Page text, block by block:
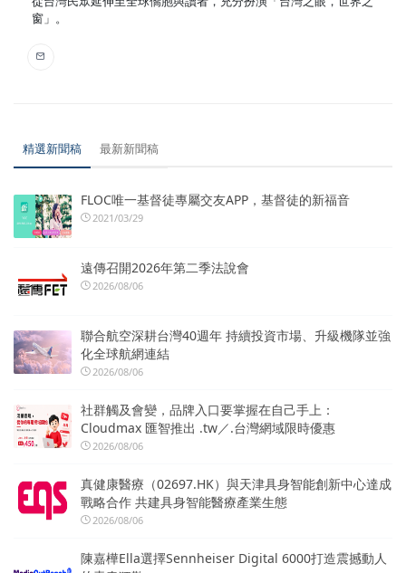
窗」。
精選新聞稿 最新新聞稿
FLOC唯一基督徒專屬交友APP，基督徒的新福音
2021/03/29
遠傳召開2026年第二季法說會
2026/08/06
聯合航空深耕台灣40週年 持續投資市場、升級機隊並強
化全球航網連結
2026/08/06
社群觸及會變，品牌入口要掌握在自己手上：
Cloudmax 匯智推出 .tw／.台灣網域限時優惠
2026/08/06
真健康醫療（02697.HK）與天津具身智能創新中心達成
戰略合作 共建具身智能醫療產業生態
2026/08/06
陳嘉樺Ella選擇Sennheiser Digital 6000打造震撼動人